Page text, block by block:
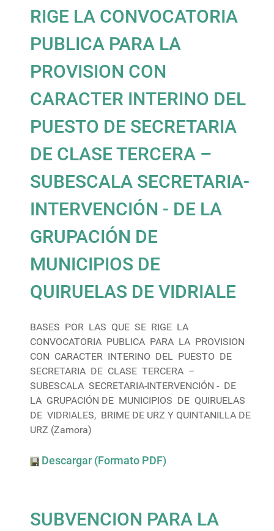
RIGE LA CONVOCATORIA
PUBLICA PARA LA
PROVISION CON
CARACTER INTERINO DEL
PUESTO DE SECRETARIA
DE CLASE TERCERA –
SUBESCALA SECRETARIA-
INTERVENCIÓN - DE LA
GRUPACIÓN DE
MUNICIPIOS DE
QUIRUELAS DE VIDRIALE
BASES POR LAS QUE SE RIGE LA
CONVOCATORIA PUBLICA PARA LA PROVISION
CON CARACTER INTERINO DEL PUESTO DE
SECRETARIA DE CLASE TERCERA –
SUBESCALA SECRETARIA-INTERVENCIÓN - DE
LA GRUPACIÓN DE MUNICIPIOS DE QUIRUELAS
DE VIDRIALES, BRIME DE URZ Y QUINTANILLA DE
URZ (Zamora)
Descargar (Formato PDF)
SUBVENCION PARA LA